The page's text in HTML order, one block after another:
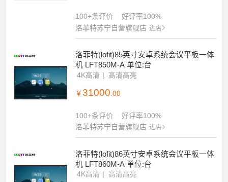
100+条评价
好评率100%
洛菲特苏宁自营旗舰店 进店
洛菲特(lofit)85英寸安卓系统会议平板一体
机 LFT850M-A 单位:台
4K高清 高清高亮
￥ 31000 .00
100+条评价
好评率100%
洛菲特苏宁自营旗舰店 进店
洛菲特(lofit)86英寸安卓系统会议平板一体
机 LFT860M-A 单位:台
4K高清 高清高亮